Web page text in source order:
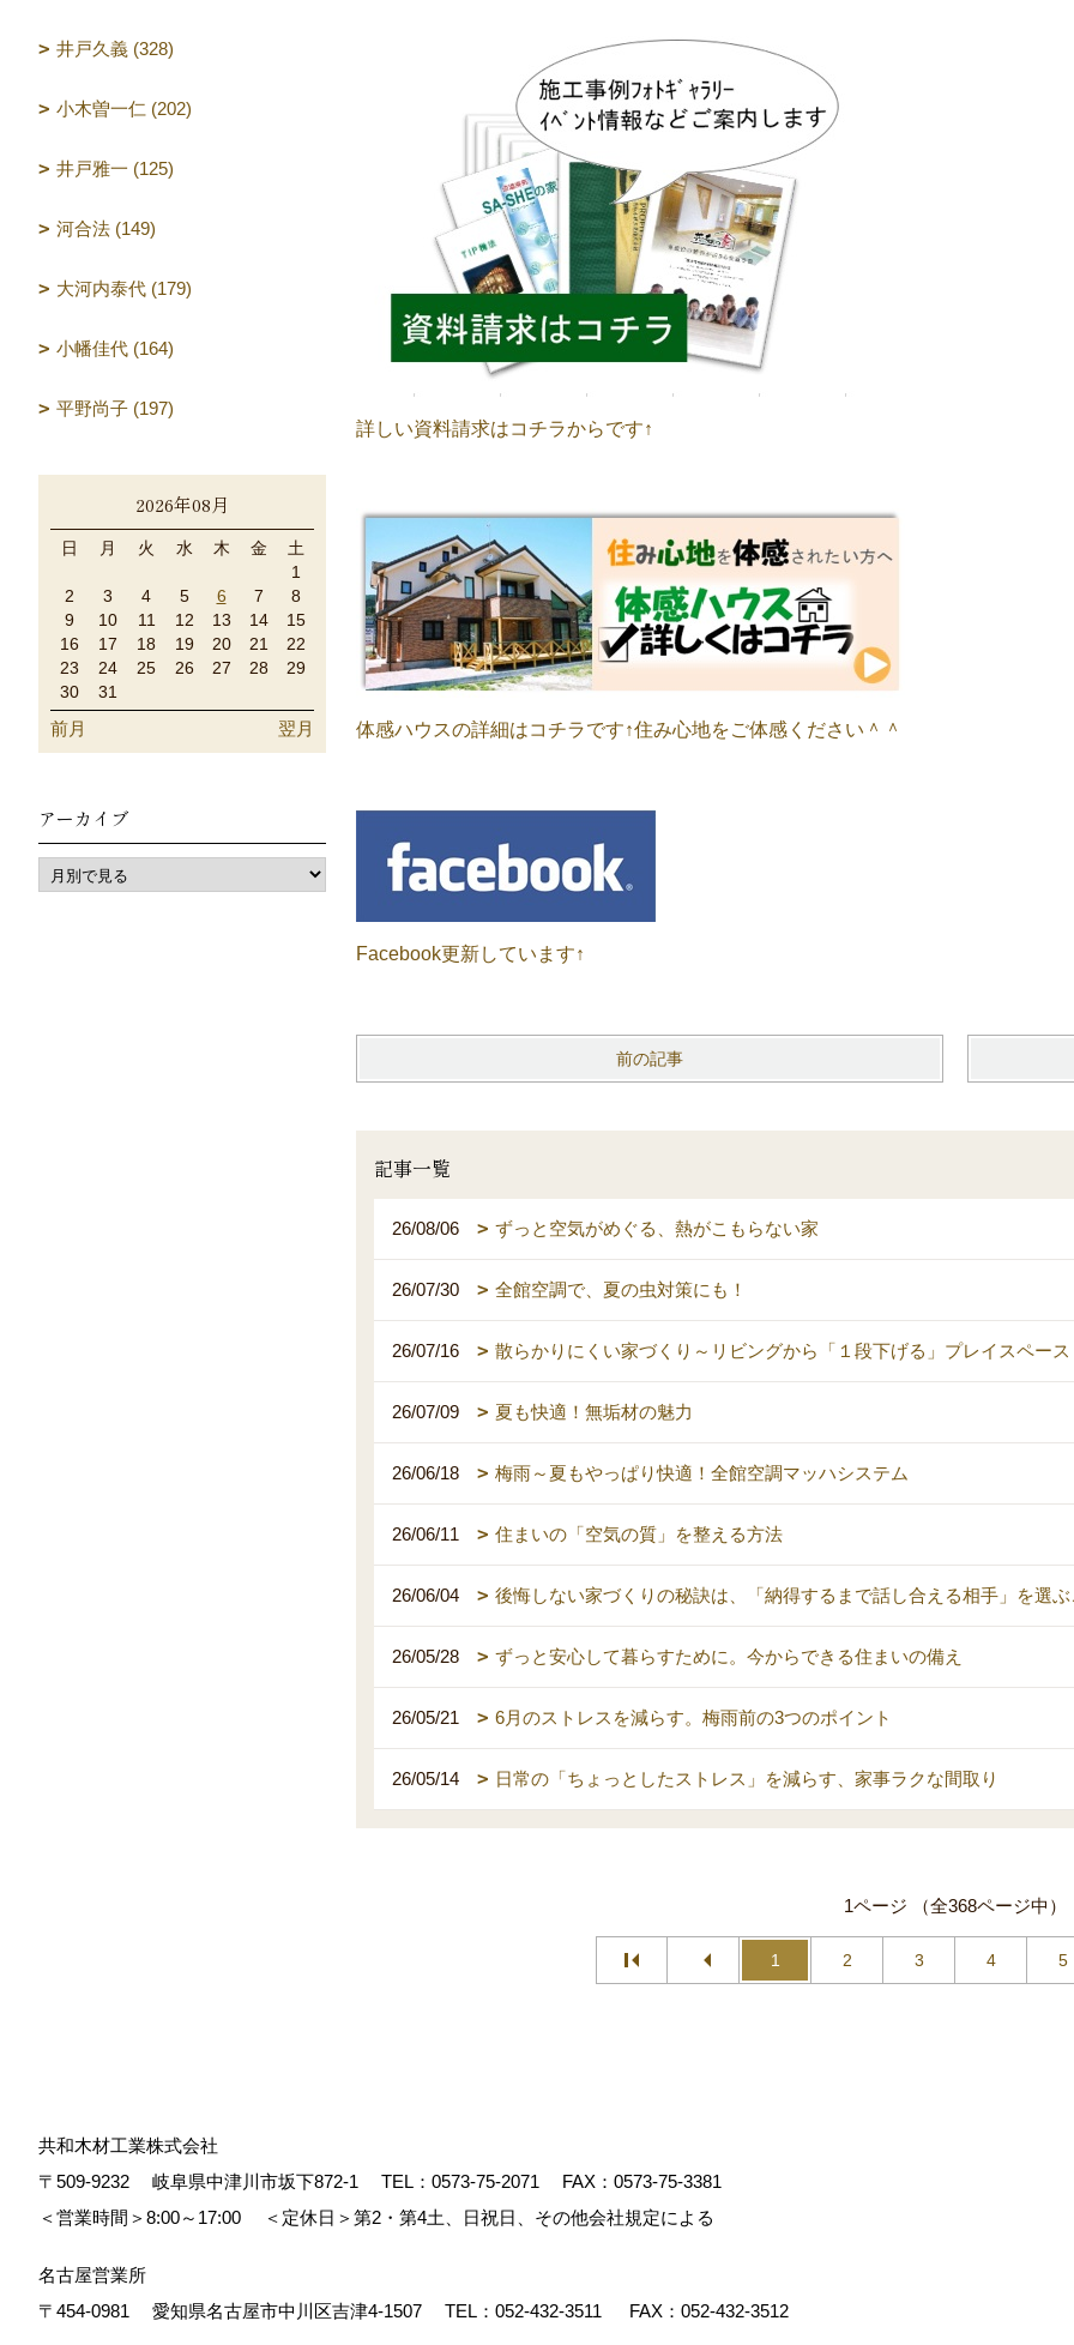
詳しい資料請求はコチラからです↑
体感ハウスの詳細はコチラです↑住み心地をご体感ください＾＾
Facebook更新しています↑
前の記事
記事一覧
26/08/06 ずっと空気がめぐる、熱がこもらない家
26/07/30 全館空調で、夏の虫対策にも！
26/07/16 散らかりにくい家づくり～リビングから「１段下げる」プレイスペース
26/07/09 夏も快適！無垢材の魅力
26/06/18 梅雨～夏もやっぱり快適！全館空調マッハシステム
26/06/11 住まいの「空気の質」を整える方法
26/06/04 後悔しない家づくりの秘訣は、「納得するまで話し合える相手」を選
26/05/28 ずっと安心して暮らすために。今からできる住まいの備え
26/05/21 6月のストレスを減らす。梅雨前の3つのポイント
26/05/14 日常の「ちょっとしたストレス」を減らす、家事ラクな間取り
1ページ （全368ページ中）
1 2 3 4 5
井戸久義 (328)
小木曽一仁 (202)
井戸雅一 (125)
河合法 (149)
大河内泰代 (179)
小幡佳代 (164)
平野尚子 (197)
2026年08月
日 月 火 水 木 金
土
1
2
3 4 5 6 7
8
9
10 11 12 13 14
15
16
17 18 19 20 21
22
23
24 25 26 27 28
29
30
31
前月 翌月
アーカイブ
共和木材工業株式会社
〒509-9232
岐阜県中津川市坂下872‐1 TEL： 0573-75-2071
FAX：0573-75-3381
＜営業時間＞8:00～17:00
＜定休日＞第2・第4土、日祝日、その他会社規定による
名古屋営業所
〒454-0981
愛知県名古屋市中川区吉津4-1507 TEL： 052-432-3511 FAX：052-432-3512